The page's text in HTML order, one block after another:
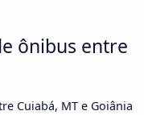
ônibus entre
Cuiabá, MT e Goiânia